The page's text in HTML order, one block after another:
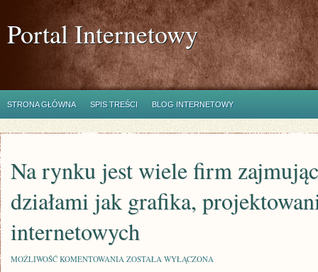
Portal Internetowy
STRONA GŁÓWNA SPIS TREŚCI BLOG INTERNETOWY
Na rynku jest wiele firm
działami jak grafika,
internetowych
MOŻLIWOŚĆ KOMENTOWANIA NA
ZOSTAŁA WYŁĄCZONA